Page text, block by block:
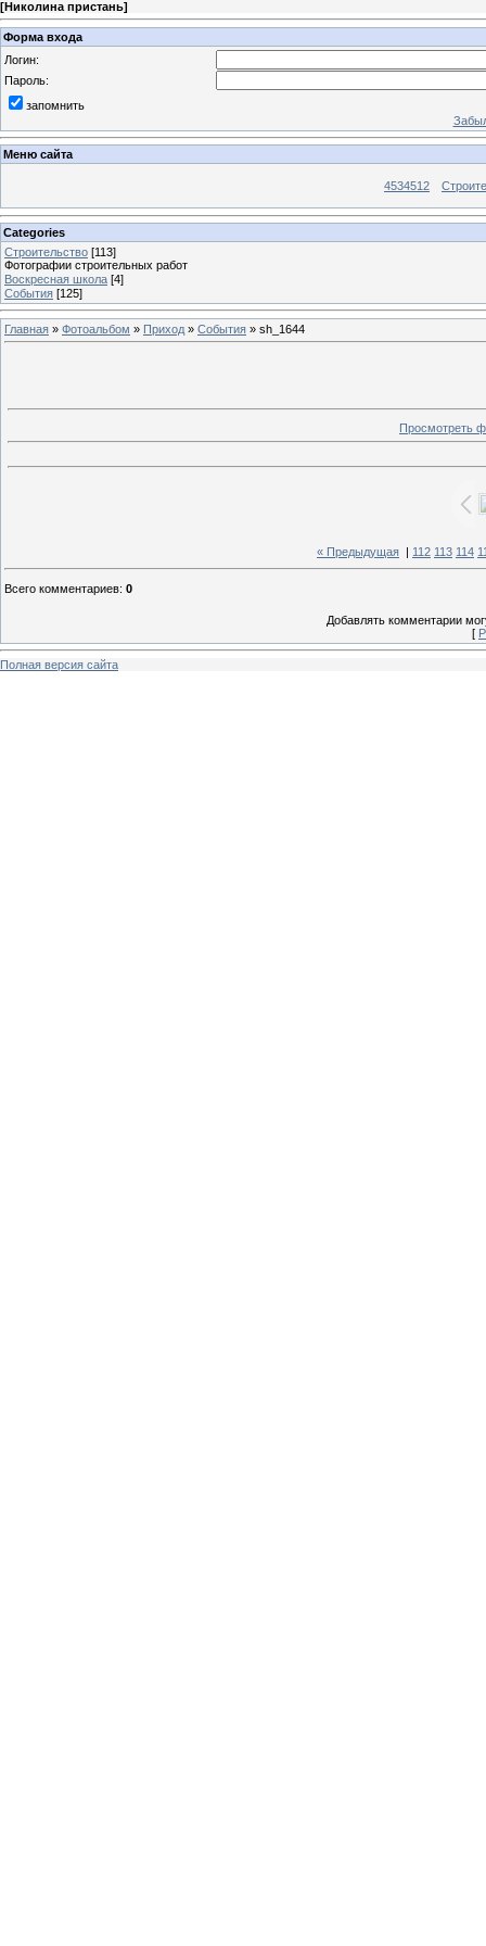
[Николина пристань]
Форма входа
Логин:
Пароль:
запомнить
Меню сайта
4534512
Categories
Строительство [113]
Фотографии строительных работ
Воскресная школа [4]
События [125]
Главная » Фотоальбом » Приход » События » sh_1644
Просмотреть
« Предыдущая 112 113 114
Всего комментариев: 0
Добавлять комментарии
[
Полная версия сайта